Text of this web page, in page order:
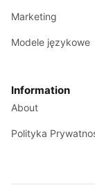
Marketing
Modele językowe
Information
About
Polityka